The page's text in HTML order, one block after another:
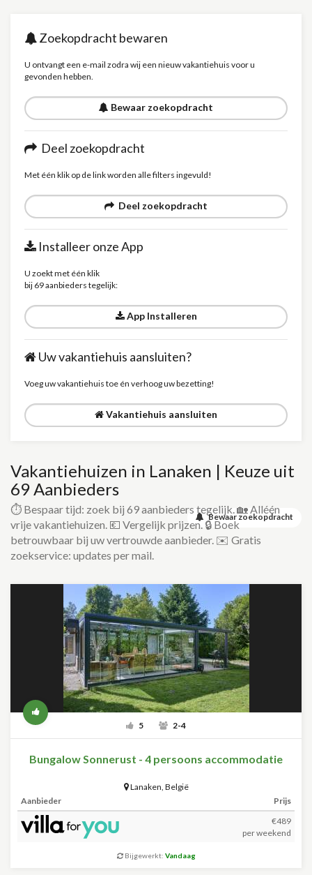
Zoekopdracht bewaren
U ontvangt een e-mail zodra wij een nieuw vakantiehuis voor u
gevonden hebben.
Bewaar zoekopdracht
Deel zoekopdracht
Met één klik op de link worden alle filters ingevuld!
Deel zoekopdracht
Installeer onze App
U zoekt met één klik
bij 69 aanbieders tegelijk:
App Installeren
Uw vakantiehuis aansluiten?
Voeg uw vakantiehuis toe én verhoog uw bezetting!
Vakantiehuis aansluiten
Bewaar zoekopdracht
Vakantiehuizen in Lanaken | Keuze uit
69 Aanbieders
⏱️ Bespaar tijd: zoek bij 69 aanbieders tegelijk. 🏡 Alléén
vrije vakantiehuizen. 💶 Vergelijk prijzen. 🔒 Boek
betrouwbaar bij uw vertrouwde aanbieder. ✉️ Gratis
zoekservice: updates per mail.
5 2-4
Bungalow Sonnerust - 4 persoons accommodatie
Lanaken, België
Aanbieder
Prijs
€489
per weekend
Bijgewerkt: Vandaag